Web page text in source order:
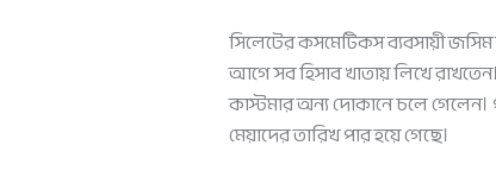
সিলেটের কসমেটিকস ব্যবসায়ী
আগে সব হিসাব খাতায় লিখে
কাস্টমার অন্য দোকানে চলে
মেয়াদের তারিখ পার হয়ে গেছে।